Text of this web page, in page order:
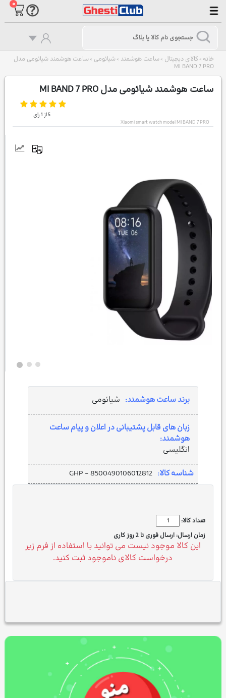
۰
خانه > کالای دیجیتال > ساعت هوشمند > شیائومی > ساعت هوشمند شیائومی مدل
MI BAND 7 PRO
ساعت هوشمند شیائومی مدل MI BAND 7 PRO
5از 1رای
Xiaomi smart watch model MI BAND 7 PRO
برند ساعت هوشمند: شیائومی
زبان های قابل پشتیبانی در اعلان و پیام ساعت
هوشمند:
انگلیسی
شناسه کالا: GHP - 8500490106012812
تعداد کالا:
زمان ارسال: ارسال فوری تا 2 روز کاری
این کالا موجود نیست می توانید با استفاده از فرم زیر
درخواست کالای ناموجود ثبت کنید.